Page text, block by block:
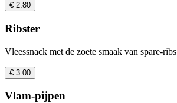
€ 2.80
Ribster
Vleessnack met de zoete smaak van spare-ribs
€ 3.00
Vlam-pijpen